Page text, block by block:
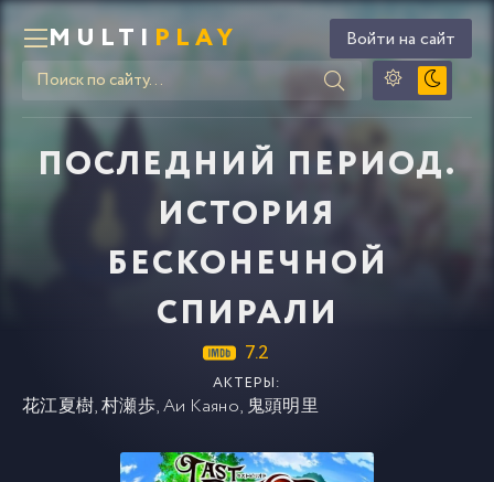
MULTI PLAY Войти на сайт
ПОСЛЕДНИЙ ПЕРИОД.
ИСТОРИЯ
БЕСКОНЕЧНОЙ
СПИРАЛИ
7.2
АКТЕРЫ:
花江夏樹,村瀬歩,Аи Каяно, 鬼頭明里